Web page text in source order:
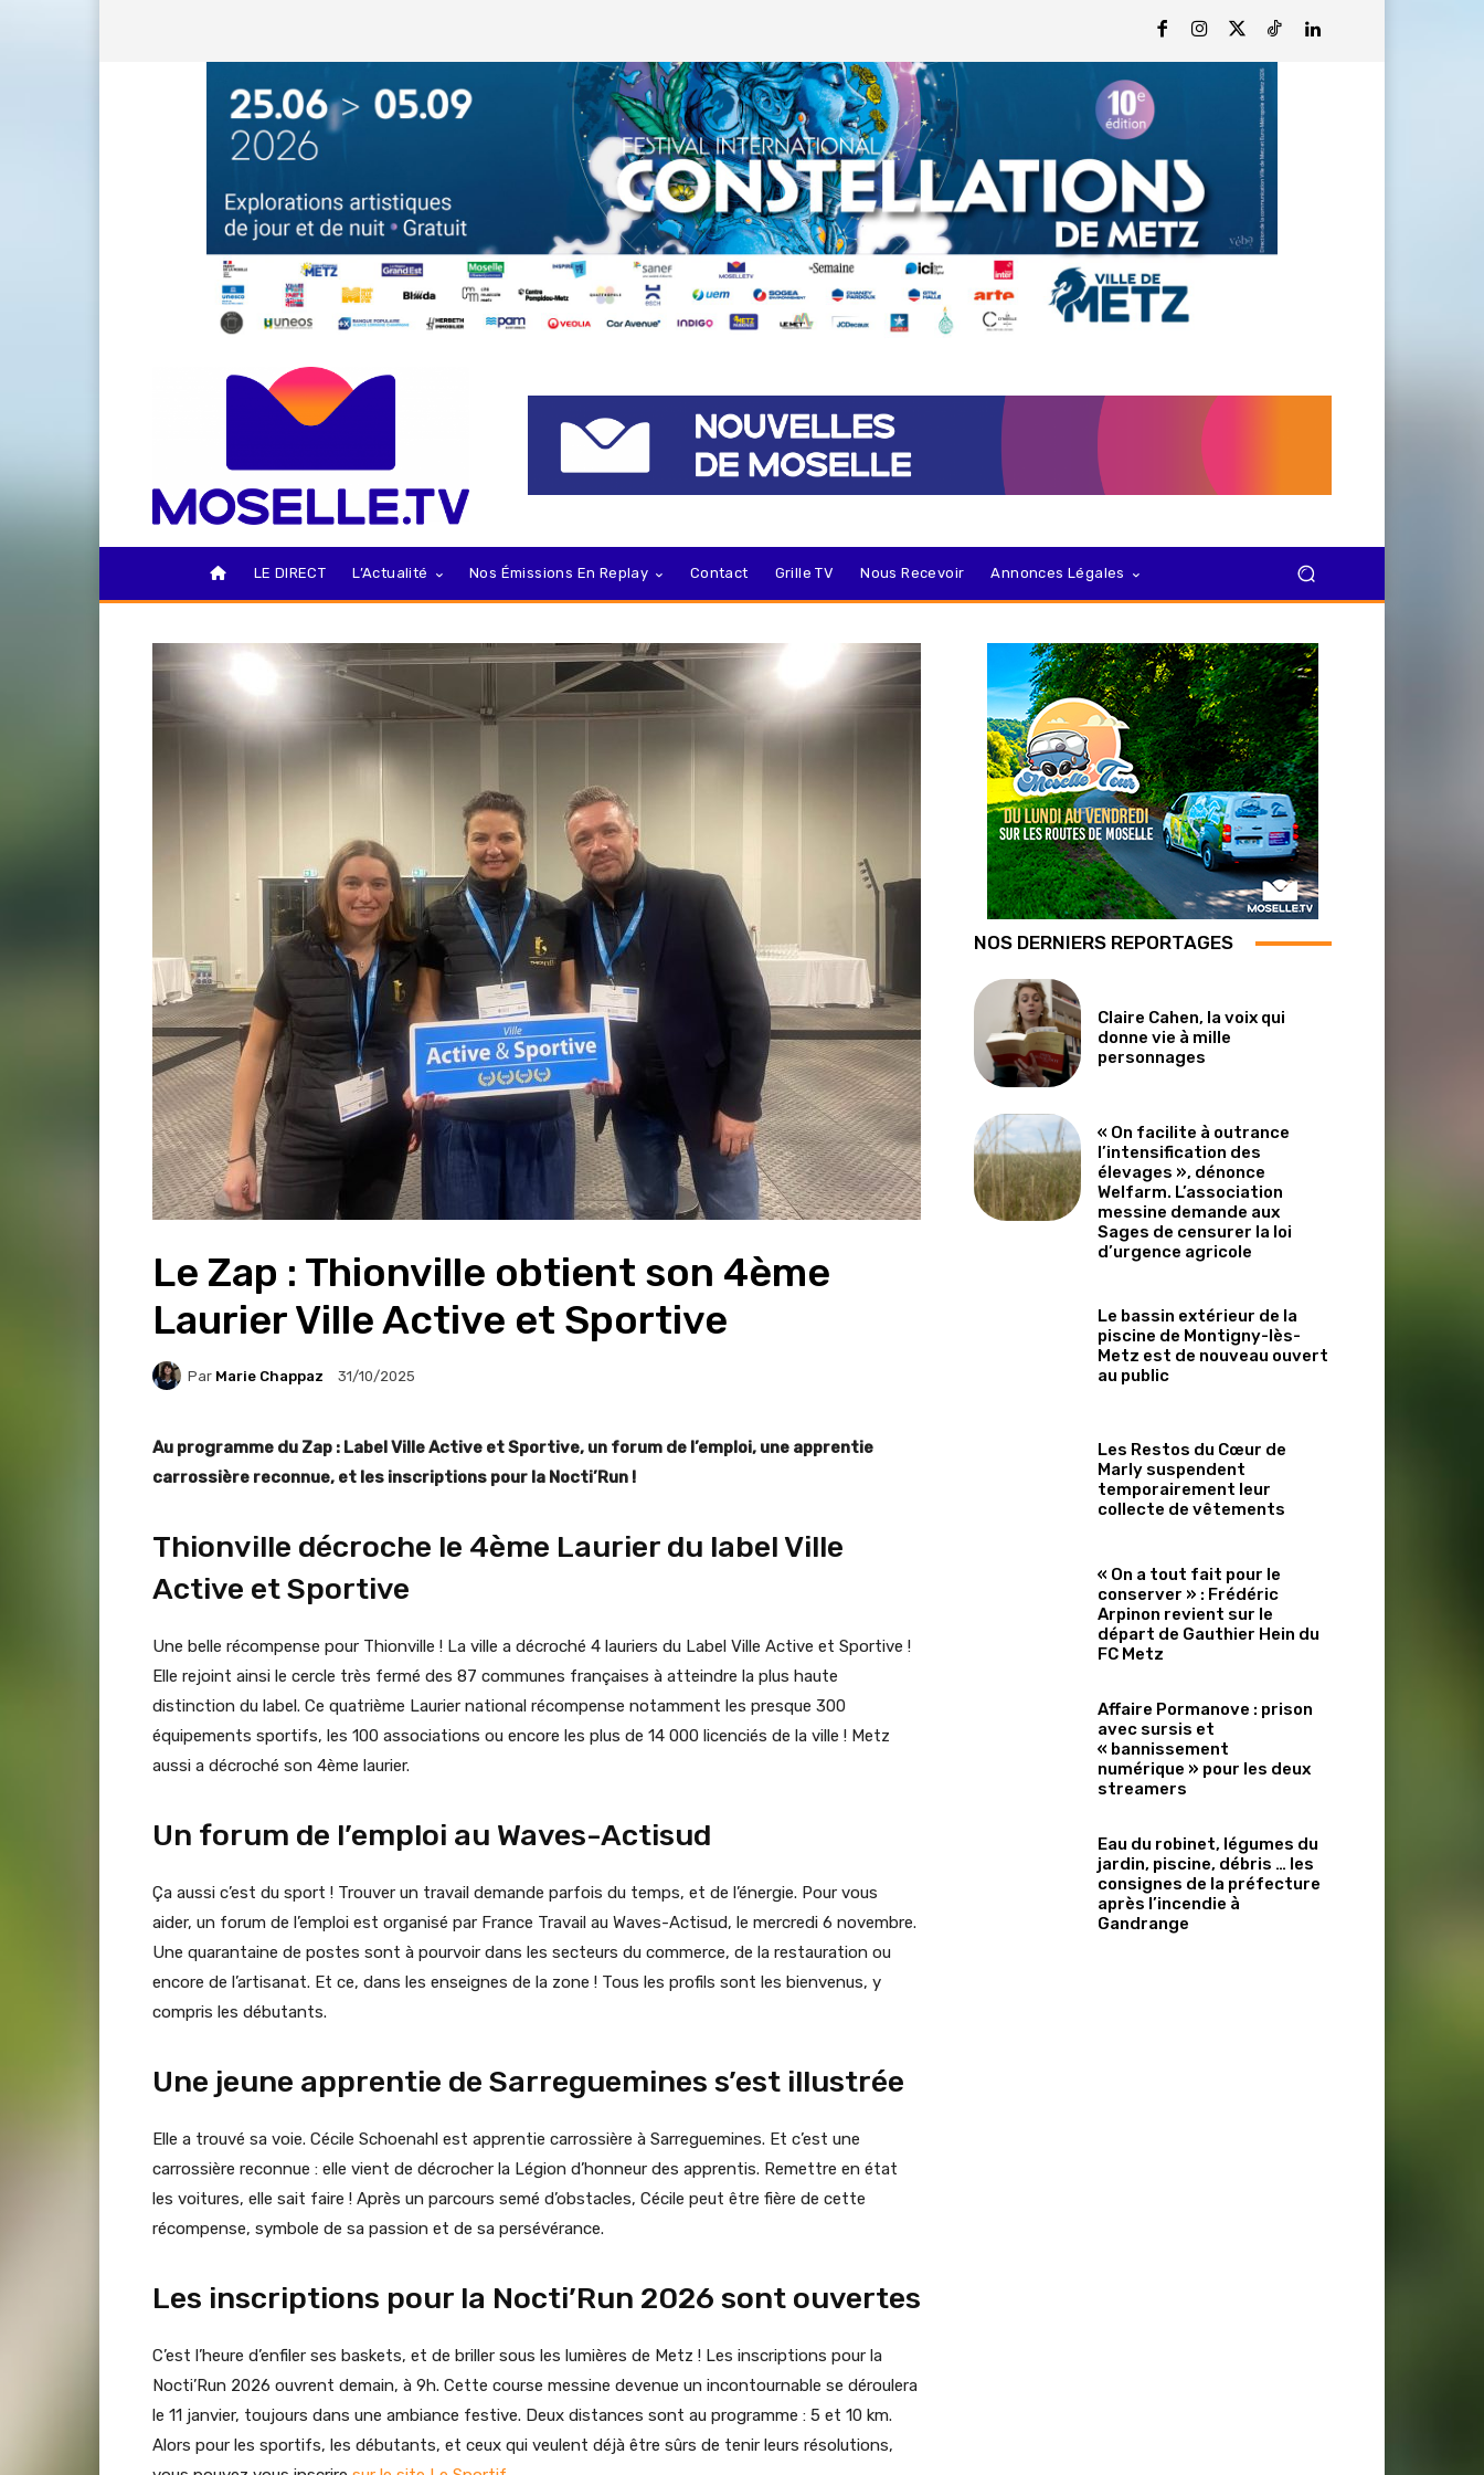
LE DIRECT L’Actualité Nos Émissions En Replay Contact Grille TV Nous Recevoir Annonces Légales
Le Zap : Thionville obtient son 4ème
Laurier Ville Active et Sportive
Par Marie Chappaz 31/10/2025
Au programme du Zap : Label Ville Active et Sportive, un forum de l’emploi, une apprentie
carrossière reconnue, et les inscriptions pour la Nocti’Run !
Thionville décroche le 4ème Laurier du label Ville
Active et Sportive
Une belle récompense pour Thionville ! La ville a décroché 4 lauriers du Label Ville Active et Sportive !
Elle rejoint ainsi le cercle très fermé des 87 communes françaises à atteindre la plus haute
distinction du label. Ce quatrième Laurier national récompense notamment les presque 300
équipements sportifs, les 100 associations ou encore les plus de 14 000 licenciés de la ville ! Metz
aussi a décroché son 4ème laurier.
Un forum de l’emploi au Waves-Actisud
Ça aussi c’est du sport ! Trouver un travail demande parfois du temps, et de l’énergie. Pour vous
aider, un forum de l’emploi est organisé par France Travail au Waves-Actisud, le mercredi 6 novembre.
Une quarantaine de postes sont à pourvoir dans les secteurs du commerce, de la restauration ou
encore de l’artisanat. Et ce, dans les enseignes de la zone ! Tous les profils sont les bienvenus, y
compris les débutants.
Une jeune apprentie de Sarreguemines s’est illustrée
Elle a trouvé sa voie. Cécile Schoenahl est apprentie carrossière à Sarreguemines. Et c’est une
carrossière reconnue : elle vient de décrocher la Légion d’honneur des apprentis. Remettre en état
les voitures, elle sait faire ! Après un parcours semé d’obstacles, Cécile peut être fière de cette
récompense, symbole de sa passion et de sa persévérance.
Les inscriptions pour la Nocti’Run 2026 sont ouvertes
C’est l’heure d’enfiler ses baskets, et de briller sous les lumières de Metz ! Les inscriptions pour la
Nocti’Run 2026 ouvrent demain, à 9h. Cette course messine devenue un incontournable se déroulera
le 11 janvier, toujours dans une ambiance festive. Deux distances sont au programme : 5 et 10 km.
Alors pour les sportifs, les débutants, et ceux qui veulent déjà être sûrs de tenir leurs résolutions,
NOS DERNIERS REPORTAGES
Claire Cahen, la voix qui
donne vie à mille
personnages
« On facilite à outrance
l’intensification des
élevages », dénonce
Welfarm. L’association
messine demande aux
Sages de censurer la loi
d’urgence agricole
Le bassin extérieur de la
piscine de Montigny-lès-
Metz est de nouveau ouvert
au public
Les Restos du Cœur de
Marly suspendent
temporairement leur
collecte de vêtements
« On a tout fait pour le
conserver » : Frédéric
Arpinon revient sur le
départ de Gauthier Hein du
FC Metz
Affaire Pormanove : prison
avec sursis et
« bannissement
numérique » pour les deux
streamers
Eau du robinet, légumes du
jardin, piscine, débris … les
consignes de la préfecture
après l’incendie à
Gandrange